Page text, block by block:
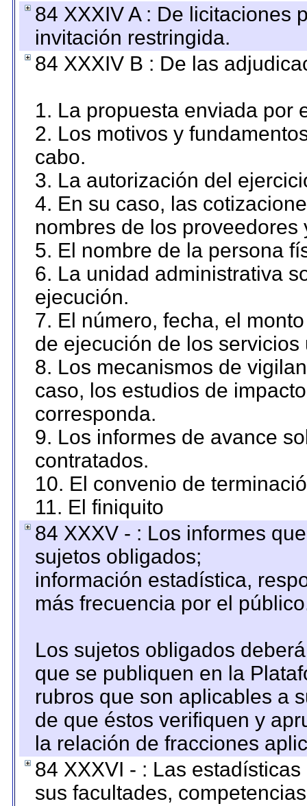
84 XXXIV A : De licitaciones
invitación restringida.
84 XXXIV B : De las
1. La propuesta enviada por
2. Los motivos y
cabo.
3. La autorización del
4. En su caso, las
nombres de los proveedores
5. El nombre de la persona
6. La unidad administrativa
ejecución.
7. El número, fecha, el
de ejecución de los servicios
8. Los mecanismos de
caso, los estudios de
corresponda.
9. Los informes de avance
contratados.
10. El convenio de
11. El finiquito
84 XXXV - : Los informes
sujetos obligados;
información estadística,
más frecuencia por el
Los sujetos obligados
que se publiquen en la
rubros que son aplicables a
de que éstos verifiquen y
la relación de fracciones
84 XXXVI - : Las
sus facultades,